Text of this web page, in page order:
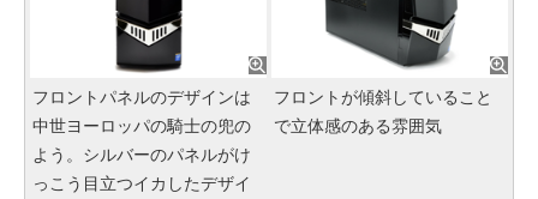
フロントパネルのデザインは
中世ヨーロッパの騎士の兜の
よう。シルバーのパネルがけ
っこう目立つイカしたデザイ
フロントが傾斜していること
で立体感のある雰囲気